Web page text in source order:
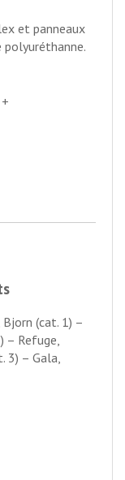
et panneaux
polyuréthanne.
(cat. 1) –
– Refuge,
3) – Gala,